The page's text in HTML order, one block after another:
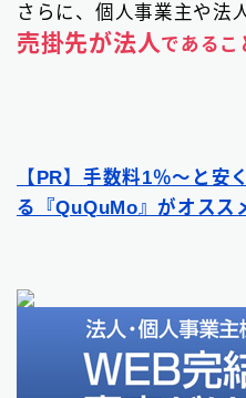
さらに、個人事業主や法
売掛先が法人であるこ
【PR】手数料1％〜と安
る『QuQuMo』がオスス